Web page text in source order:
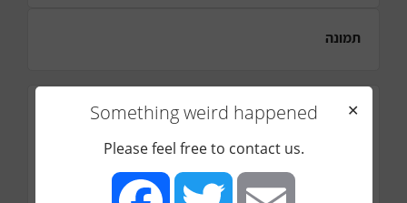
תמונה
כתובת
Something weird happened
✕
Please feel free to contact us.